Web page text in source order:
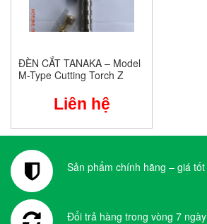
ĐÈN CẮT TANAKA – Model
M-Type Cutting Torch Z
Liên hệ
Sản phẩm chính hãng – giá tốt
Đổi trả hàng trong vòng 7 ngày